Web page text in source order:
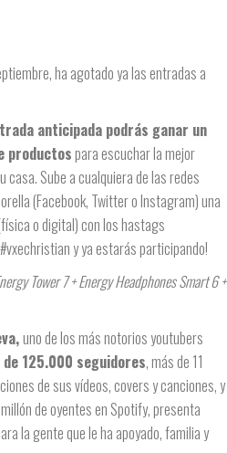
ha agotado ya las entradas a
anticipada podrás ganar un
productospara escuchar la mejor
casa. Sube a cualquiera de las redes
(Facebook, Twitter o Instagram) una
o digital) con los hastags
y ya estarás participando!
Tower 7 + Energy Headphones Smart 6 +
uno de los más notorios youtubers
de 125.000 seguidores, más de 11
de sus vídeos, covers y canciones, y
de oyentes en Spotify, presenta
la gente que le ha apoyado, familia y